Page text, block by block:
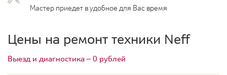
Мастер приедет в удобное для Вас время
Цены на ремонт техники Neff
Выезд и диагностика — 0 рублей